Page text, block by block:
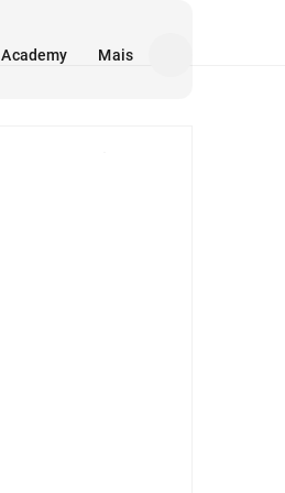
Academy Mais